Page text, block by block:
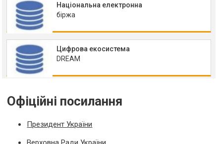
Національна електронна
біржа
Цифрова екосистема
DREAM
Офіційні посилання
Президент України